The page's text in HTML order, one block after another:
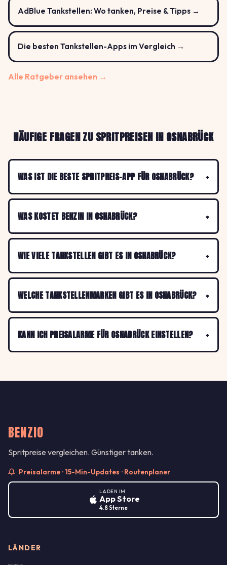
AdBlue Tankstellen: Wo tanken, Preise & Tipps →
Die besten Tankstellen-Apps im Vergleich →
Alle Ratgeber ansehen →
HÄUFIGE FRAGEN ZU SPRITPREISEN IN OSNABRÜCK
WAS IST DIE BESTE SPRITPREIS-APP FÜR OSNABRÜCK?
WAS KOSTET BENZIN IN OSNABRÜCK?
WIE VIELE TANKSTELLEN GIBT ES IN OSNABRÜCK?
WELCHE TANKSTELLENMARKEN GIBT ES IN OSNABRÜCK?
KANN ICH PREISALARME FÜR OSNABRÜCK EINSTELLEN?
BENZIO
Spritpreise vergleichen. Günstiger tanken.
Preisalarme · 15-Min-Updates · Routenplaner
LADEN IM
App Store
4.8 Sterne
LÄNDER